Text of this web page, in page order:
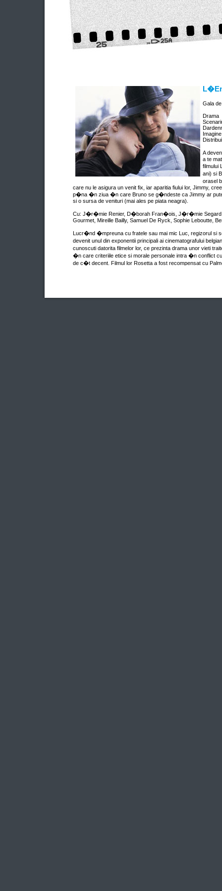
Gala
Drama
A
a te
filmului
ani) si
orasel
care nu le asigura un venit fix, iar aparitia fiului lor, Jimmy,
p�na �n ziua �n care Bruno se g�ndeste ca Jimmy ar
si o sursa de venituri (mai ales pe piata neagra).
Cu: J�r�mie Renier, D�borah Fran�ois, J�r�mie Segard,
Gourmet, Mireille Bailly, Samuel De Ryck, Sophie Leboutte,
Lucr�nd �mpreuna cu fratele sau mai mic Luc, regizorul si
devenit unul din exponentii principali ai cinematografului
cunoscuti datorita filmelor lor, ce prezinta drama unor vieti
�n care criteriile etice si morale personale intra �n conflict
de c�t decent. Filmul lor Rosetta a fost recompensat cu
Nominalizari: Premiul C�sar � Cel mai bun regizor, Cel mai